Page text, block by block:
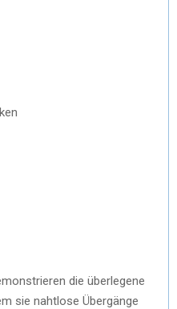
die überlegene
sie nahtlose Übergänge